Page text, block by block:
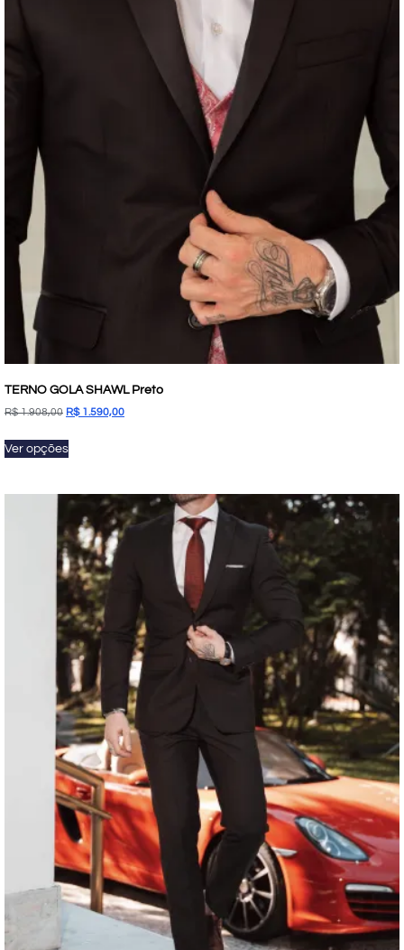
TERNO GOLA SHAWL Preto
R$1.908,00 R$1.590,00
Ver opções